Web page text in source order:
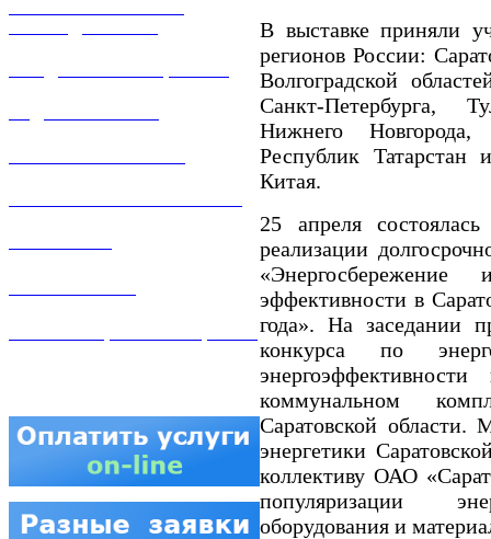
В выставке приняли
регионов России:
Волгоградской
Санкт-Петербурга,
Нижнего Новгорода,
Республик
Китая.
25 апреля
реализации
эффективности в
года». На заседании
конкурса по
коммунальном
Саратовской области.
энергетики
коллективу ОАО
популяризации
оборудования и